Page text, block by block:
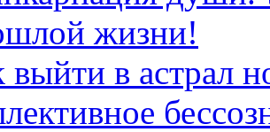
жизни!
выйти в астрал